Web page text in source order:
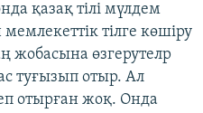
қазақ тілі мүлдем
тілге көшіру
жобасына өзгерутелр
туғызып отыр. Ал
отырған жоқ. Онда